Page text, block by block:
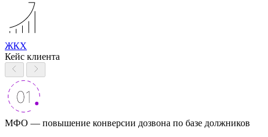
ЖКХ
Кейс клиента
МФО — повышение конверсии дозвона по базе должников